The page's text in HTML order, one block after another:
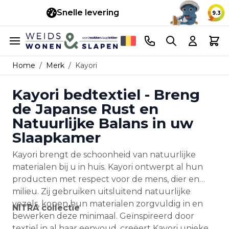
Snelle levering 14
9.3
Ga naar de inhoud
Telefoonnummer
Search Cart
Home / Merk / Kayori
Kayori bedtextiel - Breng
de Japanse Rust en
Natuurlijke Balans in uw
Slaapkamer
Kayori brengt de schoonheid van natuurlijke
materialen bij u in huis. Kayori ontwerpt al hun
producten met respect voor de mens, dier en
milieu. Zij gebruiken uitsluitend natuurlijke
vezels, kopen hun materialen zorgvuldig in en
bewerken deze minimaal. Geïnspireerd door
NITRA collectie